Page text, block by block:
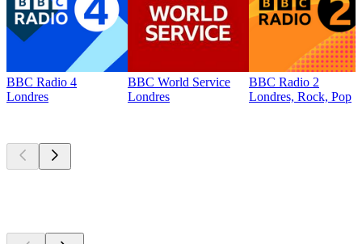
BBC Radio 4
Londres
BBC World Service
Londres
BBC Radio 2
Londres, Rock, Pop